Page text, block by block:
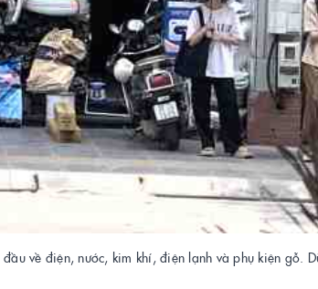
về điện, nước, kim khí, điện lạnh và phụ kiện gỗ.